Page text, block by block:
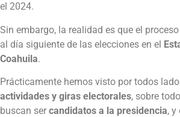
el 2024.
Sin embargo, la realidad es que el
al día siguiente de las elecciones en el
Coahuila.
Prácticamente hemos visto por todos
actividades y giras electorales, sobre
buscan ser candidatos a la presidencia, y